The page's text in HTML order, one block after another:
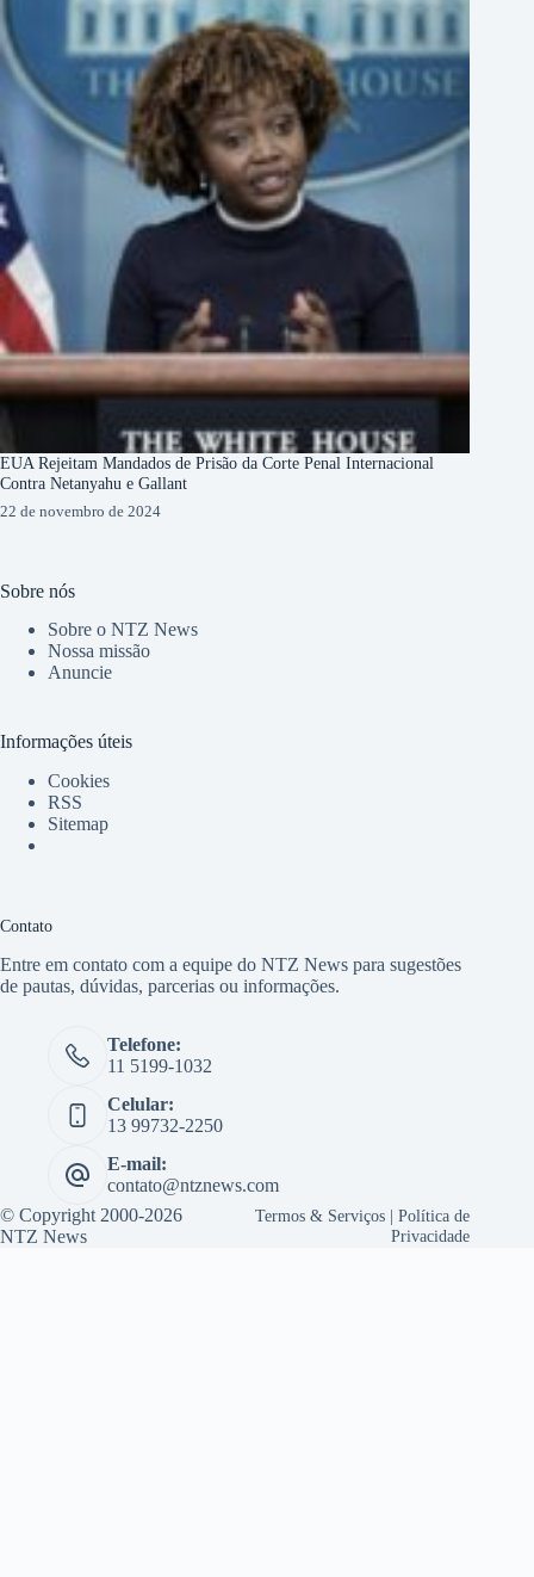
EUA Rejeitam Mandados de Prisão da Corte Penal Internacional
Contra Netanyahu e Gallant
22 de novembro de 2024
Sobre nós
Sobre o NTZ News
Nossa missão
Anuncie
Informações úteis
Cookies
RSS
Sitemap
Contato
Entre em contato com a equipe do NTZ News para sugestões
de pautas, dúvidas, parcerias ou informações.
Telefone:
11 5199-1032
Celular:
13 99732-2250
E-mail:
contato@ntznews.com
© Copyright 2000-2026
NTZ News
Termos & Serviços |Política de
Privacidade